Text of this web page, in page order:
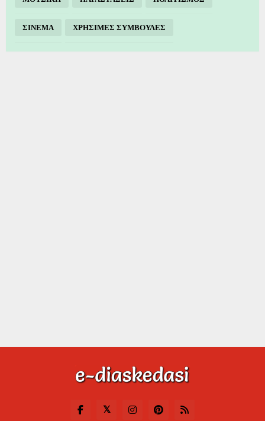
ΣΙΝΕΜΑ ΧΡΗΣΙΜΕΣ ΣΥΜΒΟΥΛΕΣ